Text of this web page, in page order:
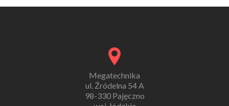
Megatechnika
ul. Źródelna 54 A
98-330 Pajęczno